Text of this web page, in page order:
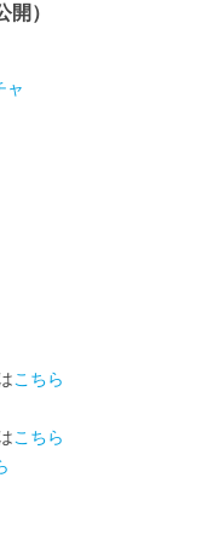
）
ャ
こちら
こちら